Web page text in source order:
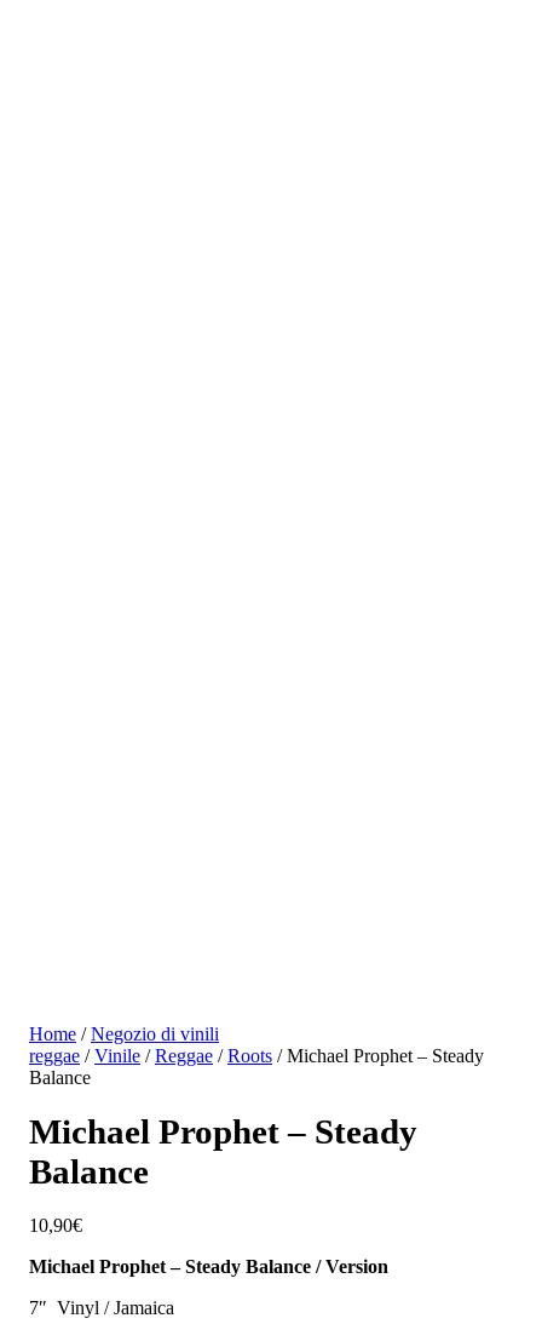
Home /Negozio di vinili
reggae /Vinile /Reggae /Roots / Michael Prophet – Steady
Balance
Michael Prophet – Steady
Balance
10,90€
Michael Prophet – Steady Balance / Version
7″ Vinyl / Jamaica